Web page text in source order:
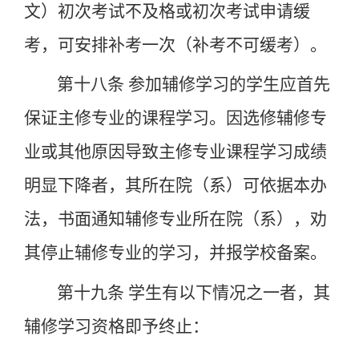
文）初次考试不及格或初次考试申请缓
考，可安排补考一次（补考不可缓考）。
第十八条 参加辅修学习的学生应首先
保证主修专业的课程学习。因选修辅修专
业或其他原因导致主修专业课程学习成绩
明显下降者，其所在院（系）可依据本办
法，书面通知辅修专业所在院（系），劝
其停止辅修专业的学习，并报学校备案。
第十九条 学生有以下情况之一者，其
辅修学习资格即予终止：